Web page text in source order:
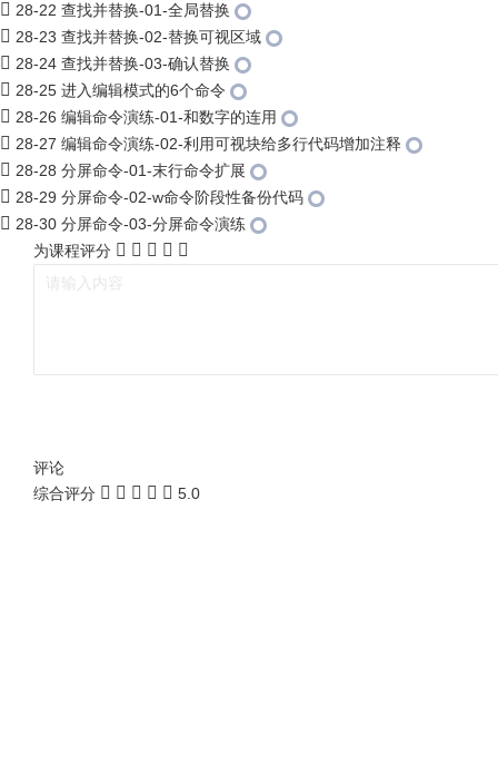
28-22 查找并替换-01-全局替换
28-23 查找并替换-02-替换可视区域
28-24 查找并替换-03-确认替换
28-25 进入编辑模式的6个命令
28-26 编辑命令演练-01-和数字的连用
28-27 编辑命令演练-02-利用可视块给多行代码增加注释
28-28 分屏命令-01-末行命令扩展
28-29 分屏命令-02-w命令阶段性备份代码
28-30 分屏命令-03-分屏命令演练
为课程评分
评论
综合评分
5.0